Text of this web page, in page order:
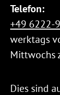
Telefon:
+49 6222-
werktags
Mittwochs
Dies sind